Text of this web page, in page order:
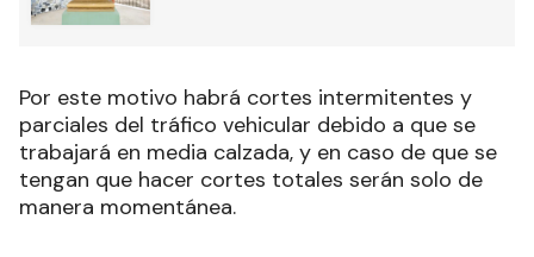
Por este motivo habrá cortes intermitentes y
parciales del tráfico vehicular debido a que se
trabajará en media calzada, y en caso de que se
tengan que hacer cortes totales serán solo de
manera momentánea.